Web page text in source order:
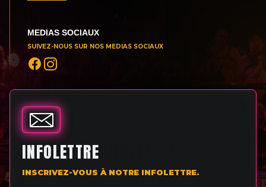
MEDIAS SOCIAUX
SUIVEZ-NOUS SUR NOS MEDIAS SOCIAUX
INFOLETTRE
INSCRIVEZ-VOUS À NOTRE INFOLETTRE.